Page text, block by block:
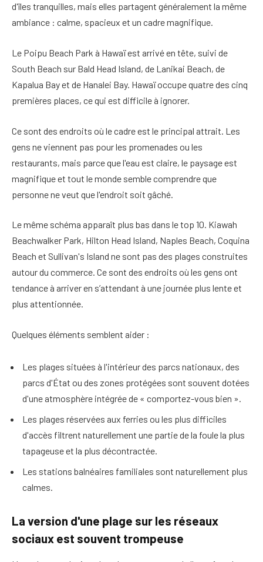
d'îles tranquilles, mais elles partagent généralement la même
ambiance : calme, spacieux et un cadre magnifique.
Le Poipu Beach Park à Hawaï est arrivé en tête, suivi de
South Beach sur Bald Head Island, de Lanikai Beach, de
Kapalua Bay et de Hanalei Bay. Hawaï occupe quatre des cinq
premières places, ce qui est difficile à ignorer.
Ce sont des endroits où le cadre est le principal attrait. Les
gens ne viennent pas pour les promenades ou les
restaurants, mais parce que l'eau est claire, le paysage est
magnifique et tout le monde semble comprendre que
personne ne veut que l'endroit soit gâché.
Le même schéma apparaît plus bas dans le top 10. Kiawah
Beachwalker Park, Hilton Head Island, Naples Beach, Coquina
Beach et Sullivan's Island ne sont pas des plages construites
autour du commerce. Ce sont des endroits où les gens ont
tendance à arriver en s’attendant à une journée plus lente et
plus attentionnée.
Quelques éléments semblent aider :
Les plages situées à l'intérieur des parcs nationaux, des
parcs d'État ou des zones protégées sont souvent dotées
d'une atmosphère intégrée de « comportez-vous bien ».
Les plages réservées aux ferries ou les plus difficiles
d'accès filtrent naturellement une partie de la foule la plus
tapageuse et la plus décontractée.
Les stations balnéaires familiales sont naturellement plus
calmes.
La version d'une plage sur les réseaux
sociaux est souvent trompeuse